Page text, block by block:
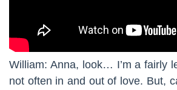
William: Anna, look… I’m a fairly
not often in and out of love. But,